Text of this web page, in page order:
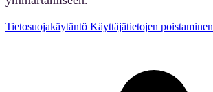
Tietosuojakäytäntö Käyttäjätietojen poistaminen